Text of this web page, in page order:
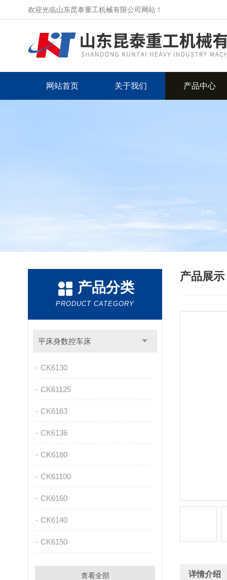
欢迎光临山东昆泰重工机械有限公司网站！
网站首页 关于我们 产品中心
产品分类
PRODUCT CATEGORY
平床身数控车床
CK6130
CK61125
CK6163
CK6136
CK6180
CK61100
CK6160
CK6140
CK6150
查看全部
产品展示
详情介绍